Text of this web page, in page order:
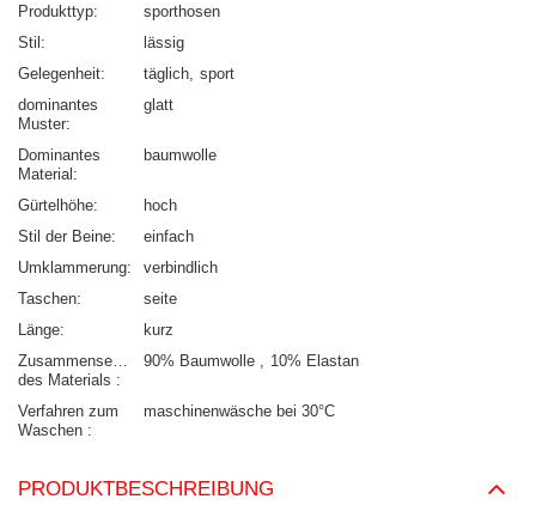
Produkttyp
sporthosen
Stil
lässig
Gelegenheit
täglich sport
dominantes
Muster
glatt
Dominantes
Material
baumwolle
Gürtelhöhe
hoch
Stil der Beine
einfach
Umklammerung
verbindlich
Taschen
seite
Länge
kurz
Zusammensetzung
des Materials
90% Baumwolle 10% Elastan
Verfahren zum
Waschen
maschinenwäsche bei 30°C
PRODUKTBESCHREIBUNG